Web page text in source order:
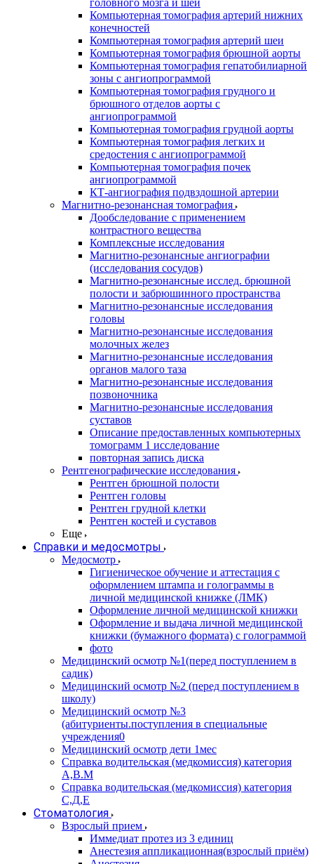
головного мозга и шеи
Компьютерная томография артерий нижних
конечностей
Компьютерная томография артерий шеи
Компьютерная томография брюшной аорты
Компьютерная томография гепатобилиарной
зоны с ангиопрограммой
Компьютерная томография грудного и
брюшного отделов аорты с
ангиопрограммой
Компьютерная томография грудной аорты
Компьютерная томография легких и
средостения с ангиопрограммой
Компьютерная томография почек
ангиопрограммой
КТ-ангиография подвздошной артерии
Магнитно-резонансная томография
Дообследование с применением
контрастного вещества
Комплексные исследования
Магнитно-резонансные ангиографии
(исследования сосудов)
Магнитно-резонансные исслед. брюшной
полости и забрюшинного пространства
Магнитно-резонансные исследования
головы
Магнитно-резонансные исследования
молочных желез
Магнитно-резонансные исследования
органов малого таза
Магнитно-резонансные исследования
позвоночника
Магнитно-резонансные исследования
суставов
Описание предоставленных компьютерных
томограмм 1 исследование
повторная запись диска
Рентгенографические исследования
Рентген брюшной полости
Рентген головы
Рентген грудной клетки
Рентген костей и суставов
Еще
Справки и медосмотры
Медосмотр
Гигиеническое обучение и аттестация с
оформлением штампа и голограммы в
личной медицинской книжке (ЛМК)
Оформление личной медицинской книжки
Оформление и выдача личной медицинской
книжки (бумажного формата) с голограммой
фото
Медицинский осмотр №1(перед поступлением в
садик)
Медицинский осмотр №2 (перед поступлением в
школу)
Медицинский осмотр №3
(абитуриенты.поступления в специальные
учреждения0
Медицинский осмотр дети 1мес
Справка водительская (медкомиссия) категория
А,В.М
Справка водительская (медкомиссия) категория
С,Д,Е
Стоматология
Взрослый прием
Иммедиат протез из 3 единиц
Анестезия аппликационная(взрослый приём)